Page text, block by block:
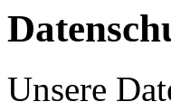
Unsere